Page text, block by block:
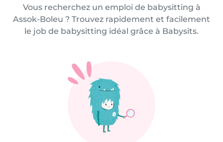
Vous recherchez un emploi de babysitting à
Assok-Boleu ? Trouvez rapidement et facilement
le job de babysitting idéal grâce à Babysits.